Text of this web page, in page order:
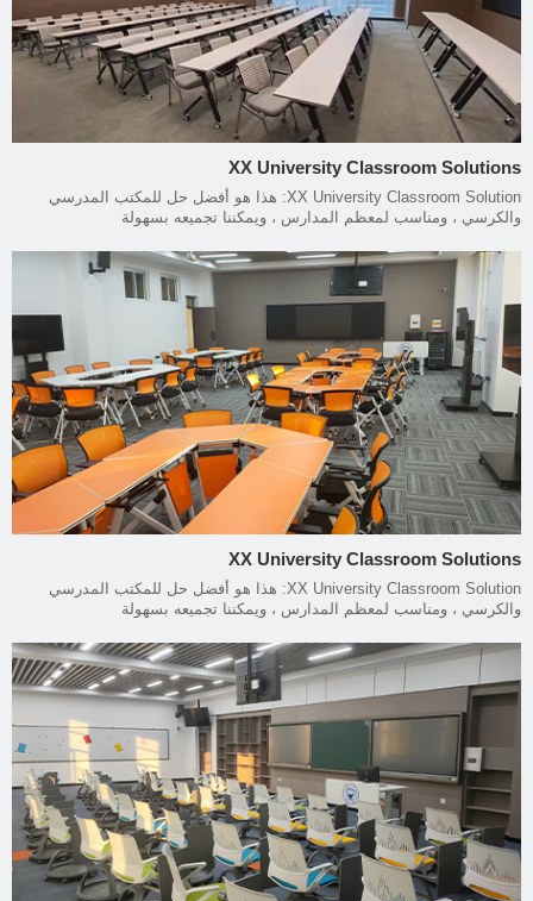
XX University Classroom Solutions
XX University Classroom Solution: هذا هو أفضل حل للمكتب المدرسي
والكرسي ، ومناسب لمعظم المدارس ، ويمكننا تجميعه بسهولة
XX University Classroom Solutions
XX University Classroom Solution: هذا هو أفضل حل للمكتب المدرسي
والكرسي ، ومناسب لمعظم المدارس ، ويمكننا تجميعه بسهولة